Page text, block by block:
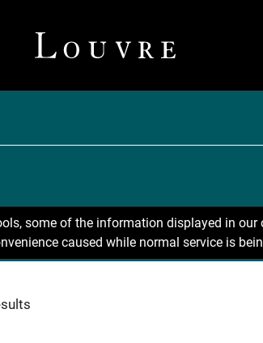
some of the information displayed in
caused while normal service is